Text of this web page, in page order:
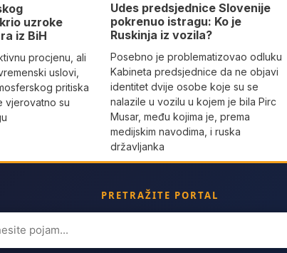
uzroke
iz BiH
procjenu, ali
uslovi,
pritiska
vjerovatno su
Udes predsjednice Slovenije
pokrenuo istragu: Ko je
Ruskinja iz vozila?
Posebno je problematizovao odluku
Kabineta predsjednice da ne objavi
identitet dvije osobe koje su se
nalazile u vozilu u kojem je bila Pirc
Musar, među kojima je, prema
medijskim navodima, i ruska
državljanka
PRETRAŽITE PORTAL